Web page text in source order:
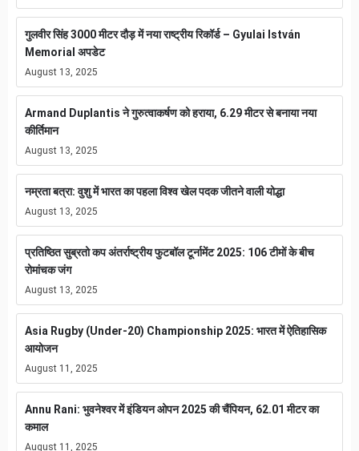
गुलवीर सिंह 3000 मीटर दौड़ में नया राष्ट्रीय रिकॉर्ड – Gyulai István
Memorial अपडेट
August 13, 2025
Armand Duplantis ने गुरुत्वाकर्षण को हराया, 6.29 मीटर से बनाया नया
कीर्तिमान
August 13, 2025
नम्रता बत्रा: वुशु में भारत का पहला विश्व खेल पदक जीतने वाली योद्धा
August 13, 2025
प्रतिष्ठित सुब्रतो कप अंतर्राष्ट्रीय फुटबॉल टूर्नामेंट 2025: 106 टीमों के बीच
रोमांचक जंग
August 13, 2025
Asia Rugby (Under-20) Championship 2025: भारत में ऐतिहासिक
आयोजन
August 11, 2025
Annu Rani: भुवनेश्वर में इंडियन ओपन 2025 की चैंपियन, 62.01 मीटर का
कमाल
August 11, 2025